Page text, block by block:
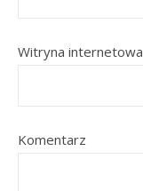
Witryna internetowa
Komentarz